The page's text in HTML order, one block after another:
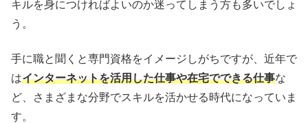
キルを身につければよいのか迷ってしまう方も多いでしょ
う。
手に職と聞くと専門資格をイメージしがちですが、近年で
はインターネットを活用した仕事や在宅でできる仕事な
ど、さまざまな分野でスキルを活かせる時代になっていま
す。